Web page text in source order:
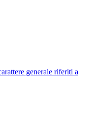
generale riferiti a